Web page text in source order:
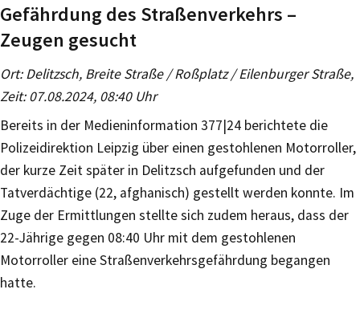
Gefährdung des Straßenverkehrs –
Zeugen gesucht
Ort: Delitzsch, Breite Straße / Roßplatz / Eilenburger Straße,
Zeit: 07.08.2024, 08:40 Uhr
Bereits in der Medieninformation 377|24 berichtete die
Polizeidirektion Leipzig über einen gestohlenen Motorroller,
der kurze Zeit später in Delitzsch aufgefunden und der
Tatverdächtige (22, afghanisch) gestellt werden konnte. Im
Zuge der Ermittlungen stellte sich zudem heraus, dass der
22-Jährige gegen 08:40 Uhr mit dem gestohlenen
Motorroller eine Straßenverkehrsgefährdung begangen
hatte.